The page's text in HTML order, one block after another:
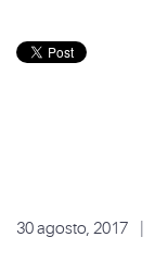
30 agosto, 2017